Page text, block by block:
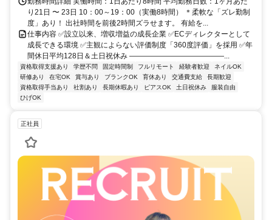
り21日 〜 23日 10：00～19：00（実働8時間） ＊柔軟な「ズレ勤制
度」あり！ 出社時間を前後2時間ズラせます。 有給を...
仕事内容 ✅設立以来、増収増益の成長企業 ✅ECディレクターとして
成長できる環境 ✅主観によらない評価制度「360度評価」を採用 ✅年
間休日平均128日＆土日祝休み ―――――――――――――...
資格取得支援あり 学歴不問 固定時間制 フルリモート 経験者歓迎
ネイルOK
研修あり
在宅OK 賞与あり ブランクOK 育休あり 交通費支給
長期歓迎
資格取得手当あり
社割あり 長期休暇あり ピアスOK 土日祝休み
服装自由
ひげOK
正社員